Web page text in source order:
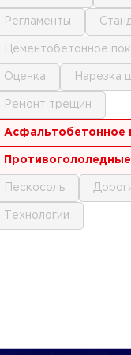
регламенты
цементобетонное
оценка нарезка
ремонт трещин
асфальтобетонное
пескосоль
технологии